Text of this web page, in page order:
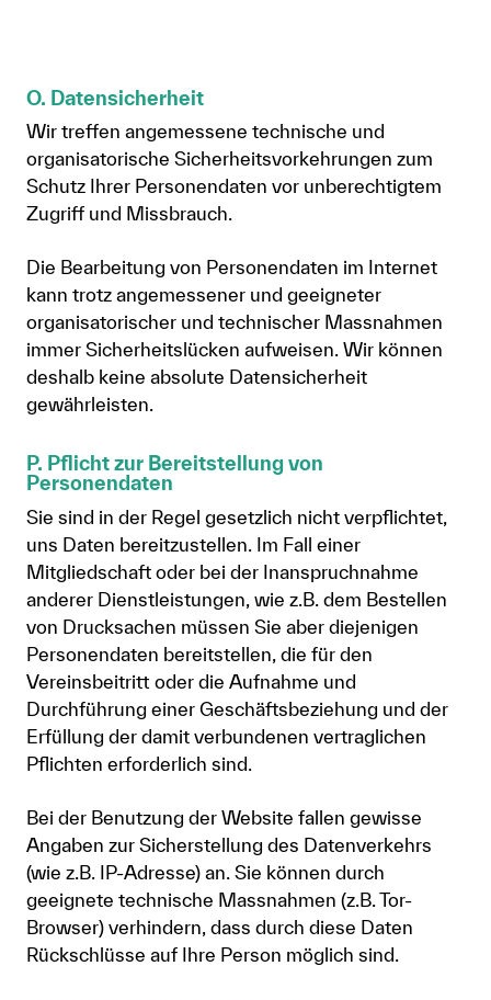
O. Datensicherheit
Wir treffen angemessene technische und
organisatorische Sicherheitsvorkehrungen zum
Schutz Ihrer Personendaten vor unberechtigtem
Zugriff und Missbrauch.
Die Bearbeitung von Personendaten im Internet
kann trotz angemessener und geeigneter
organisatorischer und technischer Massnahmen
immer Sicherheitslücken aufweisen. Wir können
deshalb keine absolute Datensicherheit
gewährleisten.
P. Pflicht zur Bereitstellung von
Personendaten
Sie sind in der Regel gesetzlich nicht verpflichtet,
uns Daten bereitzustellen. Im Fall einer
Mitgliedschaft oder bei der Inanspruchnahme
anderer Dienstleistungen, wie z.B. dem Bestellen
von Drucksachen müssen Sie aber diejenigen
Personendaten bereitstellen, die für den
Vereinsbeitritt oder die Aufnahme und
Durchführung einer Geschäftsbeziehung und der
Erfüllung der damit verbundenen vertraglichen
Pflichten erforderlich sind.
Bei der Benutzung der Website fallen gewisse
Angaben zur Sicherstellung des Datenverkehrs
(wie z.B. IP-Adresse) an. Sie können durch
geeignete technische Massnahmen (z.B. Tor-
Browser) verhindern, dass durch diese Daten
Rückschlüsse auf Ihre Person möglich sind.